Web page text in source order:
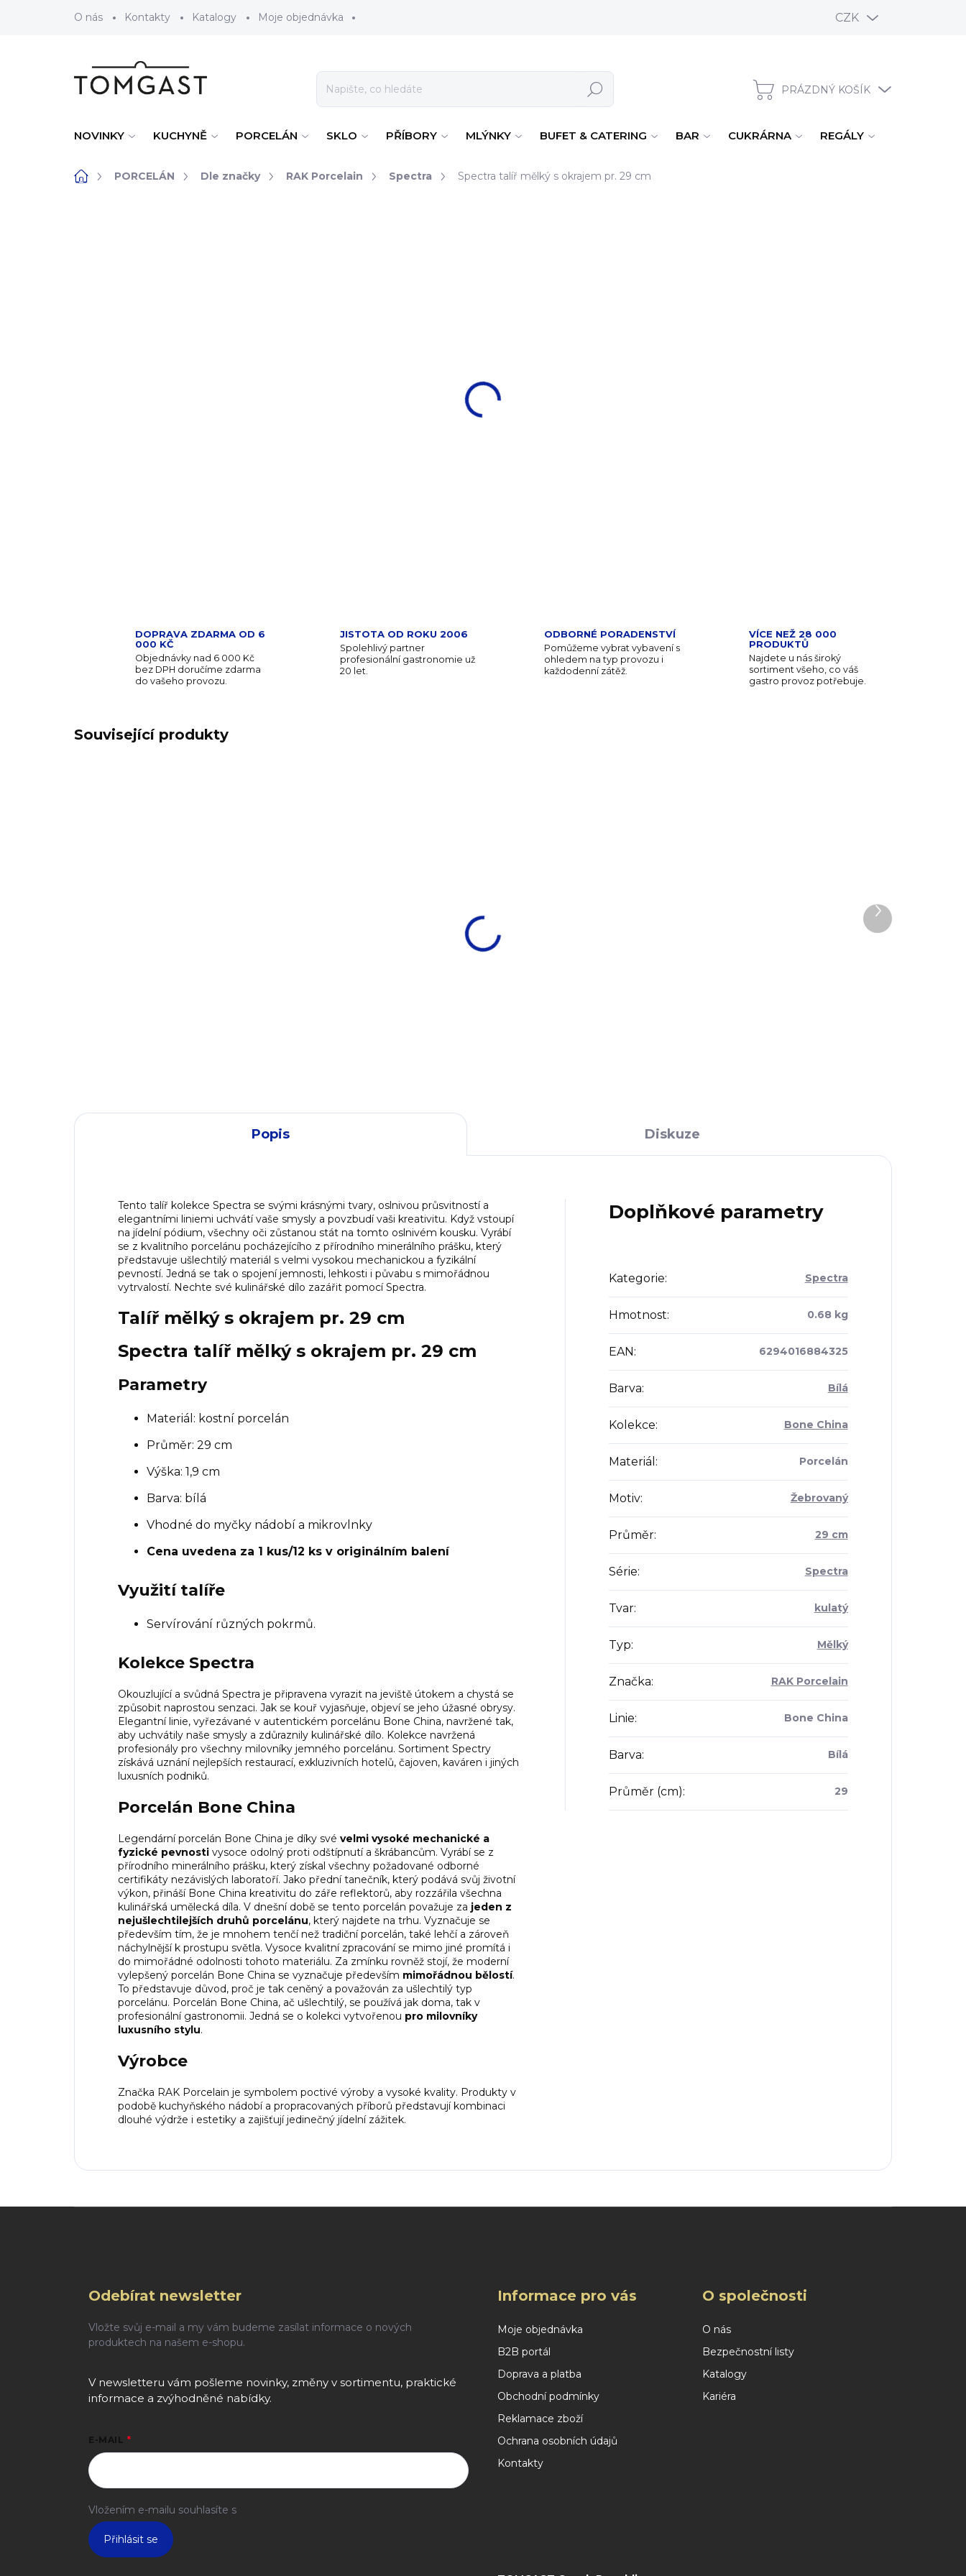
O nás
Kontakty Katalogy Moje objednávka CZK
Hledat NÁKUPNÍ KOŠÍK
PRÁZDNÝ KOŠÍK
NOVINKY KUCHYNĚ PORCELÁN SKLO PŘÍBORY MLÝNKY BUFET & CATERING BAR CUKRÁRNA REGÁLY
DomůPORCELÁN Dle značky RAK Porcelain Spectra Spectra talíř mělký s okrajem pr. 29 cm
DETAILNÍ INFORMACE
DOPRAVA ZDARMA OD 6
000 KČ
Objednávky nad 6 000 Kč
bez DPH doručíme zdarma
do vašeho provozu.
JISTOTA OD ROKU 2006
Spolehlivý partner
profesionální gastronomie už
20 let.
ODBORNÉ PORADENSTVÍ
Pomůžeme vybrat vybavení s
ohledem na typ provozu i
každodenní zátěž.
VÍCE NEŽ 28 000
PRODUKTŮ
Najdete u nás široký
sortiment všeho, co váš
gastro provoz potřebuje.
Související produkty
SKLADEM
(47 KS)
Další produkt
Popis Diskuze
Tento talíř kolekce Spectra se svými krásnými tvary, oslnivou průsvitností a
elegantními liniemi uchvátí vaše smysly a povzbudí vaši kreativitu. Když vstoupí
na jídelní pódium, všechny oči zůstanou stát na tomto oslnivém kousku. Vyrábí
se z kvalitního porcelánu pocházejícího z přírodního minerálního prášku, který
představuje ušlechtilý materiál s velmi vysokou mechanickou a fyzikální
pevností. Jedná se tak o spojení jemnosti, lehkosti i půvabu s mimořádnou
vytrvalostí. Nechte své kulinářské dílo zazářit pomocí Spectra.
Talíř mělký s okrajem pr. 29 cm
Spectra talíř mělký s okrajem pr. 29 cm
Parametry
Materiál: kostní porcelán
Průměr: 29 cm
Výška: 1,9 cm
Barva: bílá
Vhodné do myčky nádobí a mikrovlnky
Cena uvedena za 1 kus/12 ks v originálním balení
Využití talíře
Servírování různých pokrmů.
Kolekce Spectra
Okouzlující a svůdná Spectra je připravena vyrazit na jeviště útokem a chystá se
způsobit naprostou senzaci. Jak se kouř vyjasňuje, objeví se jeho úžasné obrysy.
Elegantní linie, vyřezávané v autentickém porcelánu Bone China, navržené tak,
aby uchvátily naše smysly a zdůraznily kulinářské dílo. Kolekce navržená
profesionály pro všechny milovníky jemného porcelánu. Sortiment Spectry
získává uznání nejlepších restaurací, exkluzivních hotelů, čajoven, kaváren i jiných
luxusních podniků.
Porcelán Bone China
Legendární porcelán Bone China je díky své velmi vysoké mechanické a
fyzické pevnosti vysoce odolný proti odštípnutí a škrábancům. Vyrábí se z
přírodního minerálního prášku, který získal všechny požadované odborné
certifikáty nezávislých laboratoří. Jako přední tanečník, který podává svůj životní
výkon, přináší Bone China kreativitu do záře reflektorů, aby rozzářila všechna
kulinářská umělecká díla. V dnešní době se tento porcelán považuje za jeden z
nejušlechtilejších druhů porcelánu, který najdete na trhu. Vyznačuje se
především tím, že je mnohem tenčí než tradiční porcelán, také lehčí a zároveň
náchylnější k prostupu světla. Vysoce kvalitní zpracování se mimo jiné promítá i
do mimořádné odolnosti tohoto materiálu. Za zmínku rovněž stojí, že moderní
vylepšený porcelán Bone China se vyznačuje především mimořádnou bělostí.
To představuje důvod, proč je tak ceněný a považován za ušlechtilý typ
porcelánu. Porcelán Bone China, ač ušlechtilý, se používá jak doma, tak v
profesionální gastronomii. Jedná se o kolekci vytvořenou pro milovníky
luxusního stylu.
Výrobce
Značka RAK Porcelain je symbolem poctivé výroby a vysoké kvality. Produkty v
podobě kuchyňského nádobí a propracovaných příborů představují kombinaci
dlouhé výdrže i estetiky a zajišťují jedinečný jídelní zážitek.
Doplňkové parametry
Kategorie: Spectra
Hmotnost: 0.68 kg
EAN: 6294016884325
Barva: Bílá
Kolekce: Bone China
Materiál : Porcelán
Motiv: Žebrovaný
Průměr: 29 cm
Série: Spectra
Tvar: kulatý
Typ: Mělký
Značka: RAK Porcelain
Linie: Bone China
Barva: Bílá
Průměr (cm): 29
Odebírat newsletter
Vložte svůj e-mail a my vám budeme zasílat informace o nových
produktech na našem e-shopu.
V newsletteru vám pošleme novinky, změny v sortimentu, praktické
informace a zvýhodněné nabídky.
E-MAIL
Vložením e-mailu souhlasíte s
Přihlásit se
Informace pro vás
Moje objednávka
B2B portál
Doprava a platba
Obchodní podmínky
Reklamace zboží
Ochrana osobních údajů
Kontakty
O společnosti
O nás
Bezpečnostní listy
Katalogy
Kariéra